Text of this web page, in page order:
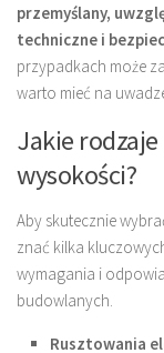
przemyślany,
techniczne i
przypadkach może
warto mieć na
Jakie
wysokości?
Aby skutecznie
znać kilka
wymagania i
budowlanych.
Rusztowania